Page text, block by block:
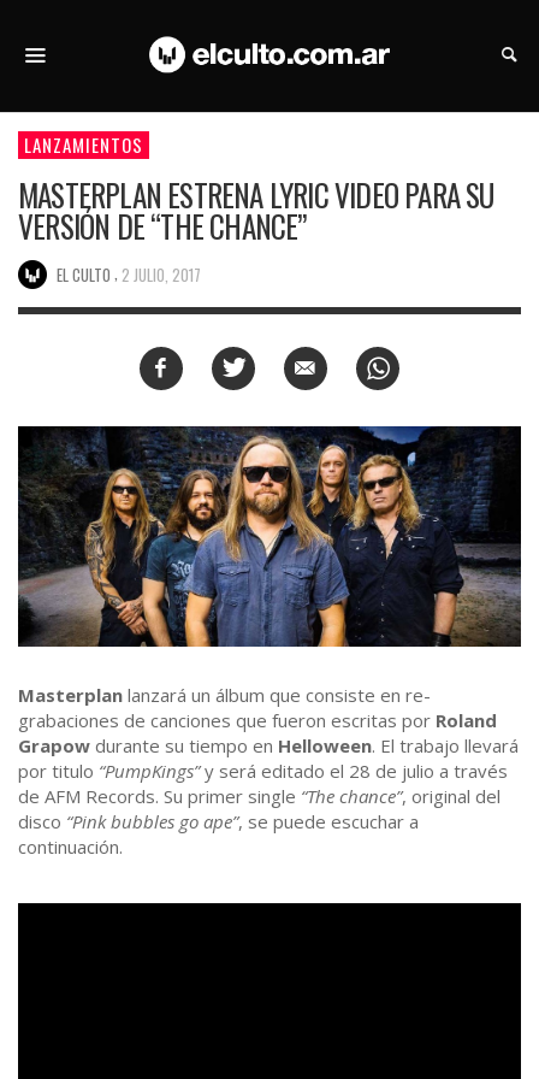
LANZAMIENTOS
MASTERPLAN ESTRENA LYRIC VIDEO PARA SU
VERSIÓN DE “THE CHANCE”
EL CULTO 2 JULIO, 2017
Masterplan lanzará un álbum que consiste en re-
grabaciones de canciones que fueron escritas por Roland
Grapow durante su tiempo en Helloween. El trabajo llevará
por titulo “PumpKings”y será editado el 28 de julio a través
de AFM Records. Su primer single “The chance”, original del
disco “Pink bubbles go ape”, se puede escuchar a
continuación.